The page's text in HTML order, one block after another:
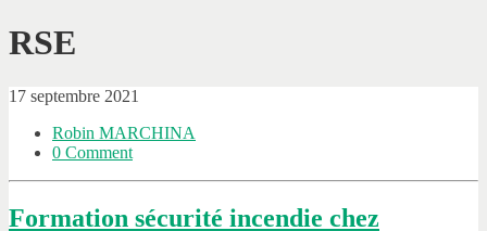
RSE
17 septembre 2021
Robin MARCHINA
0 Comment
Formation sécurité incendie chez